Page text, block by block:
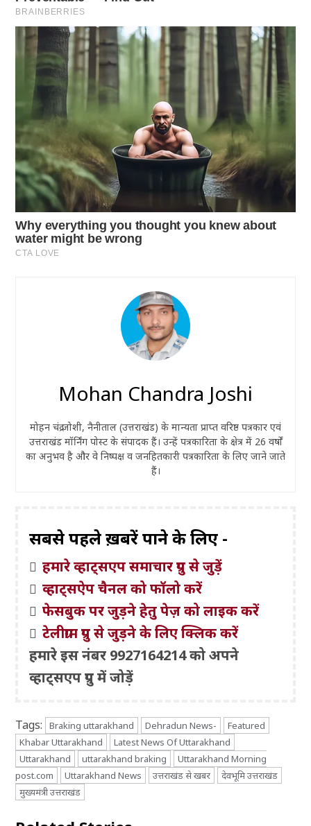
Mohan Chandra Joshi
मोहन चंद्र जोशी, नैनीताल (उत्तराखंड) के मान्यता प्राप्त वरिष्ठ पत्रकार एवं
उत्तराखंड मॉर्निंग पोस्ट के संपादक हैं। उन्हें पत्रकारिता के क्षेत्र में 26 वर्षों
का अनुभव है और वे निष्पक्ष व जनहितकारी पत्रकारिता के लिए जाने जाते
हैं।
सबसे पहले ख़बरें पाने के लिए -
हमारे व्हाट्सएप समाचार ग्रुप से जुड़ें
व्हाट्सऐप चैनल को फॉलो करें
फेसबुक पर जुड़ने हेतु पेज़ को लाइक करें
टेलीग्राम ग्रुप से जुड़ने के लिए क्लिक करें
हमारे इस नंबर 9927164214 को अपने
व्हाट्सएप ग्रुप में जोड़ें
Tags: Braking uttarakhand Dehradun News-
Featured
Khabar Uttarakhand
Latest News Of Uttarakhand
Uttarakhand
uttarakhand braking
Uttarakhand Morning
post.com
Uttarakhand News उत्तराखंड से खबर
देवभूमि उत्तराखंड
मुख्यमंत्री उत्तराखंड